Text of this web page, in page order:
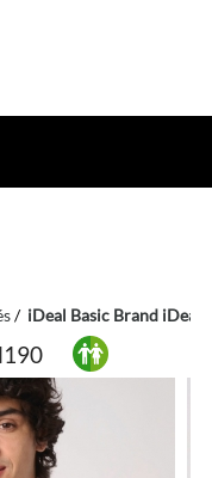
iDeal Basic Brand